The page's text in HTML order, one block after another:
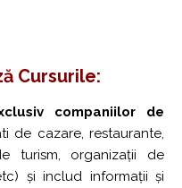
Cursurile:
companiilor de
de cazare, restaurante,
turism, organizații de
și includ informații și